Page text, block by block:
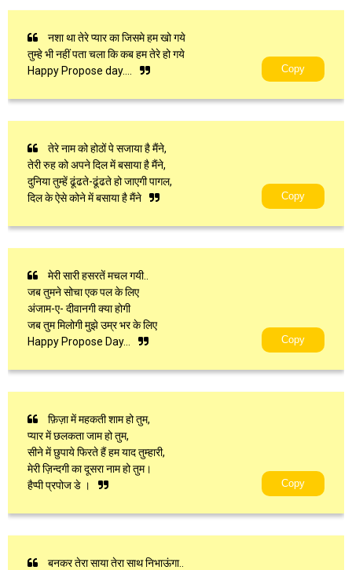
नशा था तेरे प्यार का जिसमे हम खो गये
तुम्हे भी नहीं पता चला कि कब हम तेरे हो गये
Happy Propose day….
Copy
तेरे नाम को होठों पे सजाया है मैंने,
तेरी रुह को अपने दिल में बसाया है मैंने,
दुनिया तुम्हें ढूंढते-ढूंढते हो जाएगी पागल,
दिल के ऐसे कोने में बसाया है मैंने
Copy
मेरी सारी हसरतें मचल गयी..
जब तुमने सोचा एक पल के लिए
अंजाम-ए- दीवानगी क्या होगी
जब तुम मिलोगी मुझे उम्र भर के लिए
Happy Propose Day…
Copy
फ़िज़ा में महकती शाम हो तुम,
प्यार में छलकता जाम हो तुम,
सीने में छुपाये फिरते हैं हम याद तुम्हारी,
मेरी ज़िन्दगी का दूसरा नाम हो तुम।
हैप्पी प्रपोज डे ।
Copy
बनकर तेरा साया तेरा साथ निभाऊंगा..